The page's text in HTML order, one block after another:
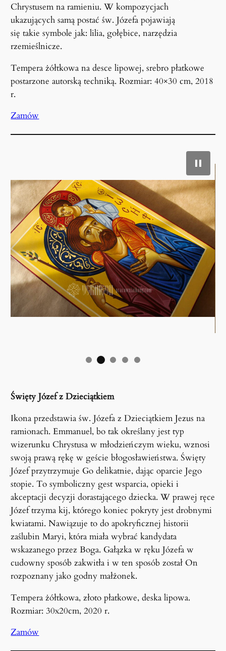
Chrystusem na ramieniu. W kompozycjach
ukazujących samą postać św. Józefa pojawiają
się takie symbole jak: lilia, gołębice, narzędzia
rzemieślnicze.
Tempera żółtkowa na desce lipowej, srebro płatkowe
postarzone autorską techniką. Rozmiar: 40×30 cm, 2018
r.
Zamów
Święty Józef z Dzieciątkiem
Ikona przedstawia św. Józefa z Dzieciątkiem Jezus na
ramionach. Emmanuel, bo tak określany jest typ
wizerunku Chrystusa w młodzieńczym wieku, wznosi
swoją prawą rękę w geście błogosławieństwa. Święty
Józef przytrzymuje Go delikatnie, dając oparcie Jego
stopie. To symboliczny gest wsparcia, opieki i
akceptacji decyzji dorastającego dziecka. W prawej ręce
Józef trzyma kij, którego koniec pokryty jest drobnymi
kwiatami. Nawiązuje to do apokryficznej historii
zaślubin Maryi, która miała wybrać kandydata
wskazanego przez Boga. Gałązka w ręku Józefa w
cudowny sposób zakwitła i w ten sposób został On
rozpoznany jako godny małżonek.
Tempera żółtkowa, złoto płatkowe, deska lipowa.
Rozmiar: 30x20cm, 2020 r.
Zamów